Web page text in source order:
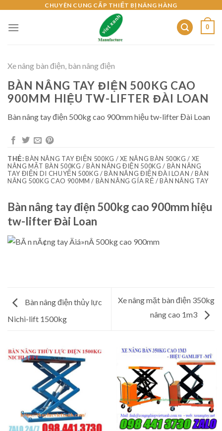
content
CHUYÊN CUNG CẤP THIẾT BỊ NÂNG HÀNG
0
Xe nâng bàn điện, bàn nâng điện
BÀN NÂNG TAY ĐIỆN 500KG CAO
900MM HIỆU TW-LIFTER ĐÀI LOAN
Bàn nâng tay điện 500kg cao 900mm hiệu tw-lifter Đài Loan
THẺ:BÀN NÂNG TAY ĐIỆN 500KG / XE NÂNG BÀN 500KG / XE
NÂNG MẶT BÀN 500KG / BÀN NÂNG ĐIỆN 500KG / BÀN NÂNG
TAY ĐIỆN DI CHUYỂN 500KG / BÀN NÂNG ĐIỆN ĐÀI LOAN / BÀN
NÂNG 500KG CAO 900MM / BÀN NÂNG GÍA RẺ / BÀN NÂNG TAY
Bàn nâng tay điện 500kg cao 900mm hiệu
tw-lifter Đài Loan
Bàn nâng điện thủy lực
Nichi-lift 1500kg
Xe nâng mặt bàn điện 350kg
nâng cao 1m3